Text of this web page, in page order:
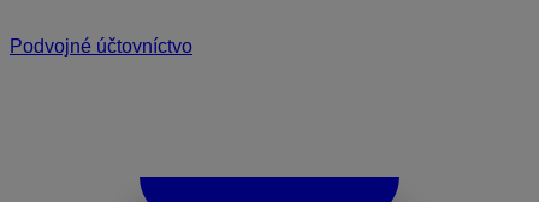
Podvojné účtovníctvo